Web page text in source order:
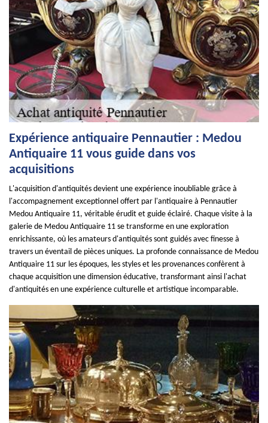
Expérience antiquaire Pennautier : Medou
Antiquaire 11 vous guide dans vos
acquisitions
L'acquisition d'antiquités devient une expérience inoubliable grâce à
l'accompagnement exceptionnel offert par l'antiquaire à Pennautier
Medou Antiquaire 11, véritable érudit et guide éclairé. Chaque visite à la
galerie de Medou Antiquaire 11 se transforme en une exploration
enrichissante, où les amateurs d'antiquités sont guidés avec finesse à
travers un éventail de pièces uniques. La profonde connaissance de Medou
Antiquaire 11 sur les époques, les styles et les provenances confèrent à
chaque acquisition une dimension éducative, transformant ainsi l'achat
d'antiquités en une expérience culturelle et artistique incomparable.